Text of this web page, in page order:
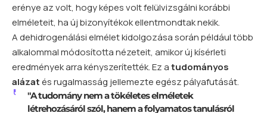
erénye az volt, hogy képes volt felülvizsgálni korábbi
elméleteit, ha új bizonyítékok ellentmondtak nekik.
A dehidrogenálási elmélet kidolgozása során például több
alkalommal módosította nézeteit, amikor új kísérleti
eredmények arra kényszerítették. Ez atudományos
alázatés rugalmasság jellemezte egész pályafutását.
"A tudomány nem a tökéletes elméletek
létrehozásáról szól, hanem a folyamatos tanulásról